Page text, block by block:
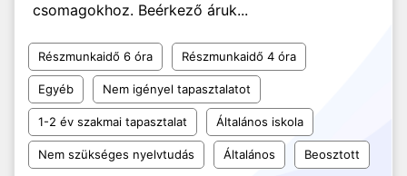
csomagokhoz. Beérkező áruk...
Részmunkaidő 6 óra Részmunkaidő 4 óra
Egyéb Nem igényel tapasztalatot
1-2 év szakmai tapasztalat Általános iskola
Nem szükséges nyelvtudás Általános Beosztott